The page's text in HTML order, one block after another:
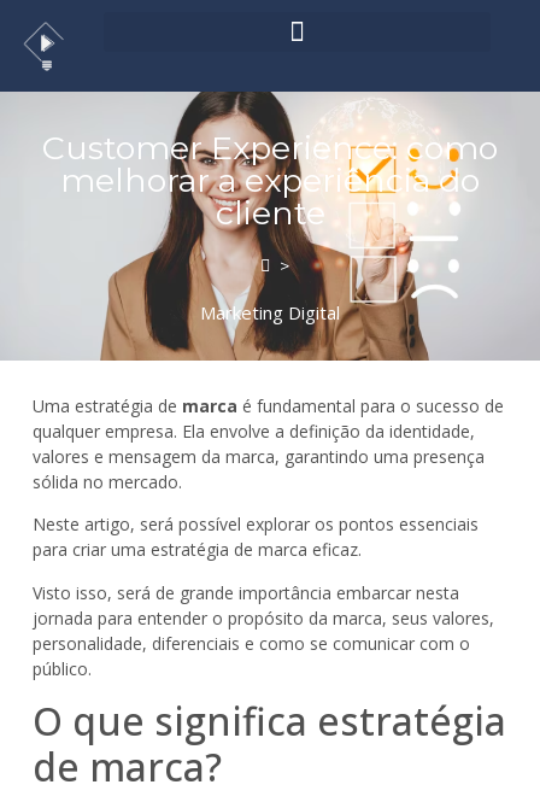
Customer Experience: como
melhorar a experiência do
cliente
>
Marketing Digital
Uma estratégia de marca é fundamental para o sucesso de
qualquer empresa. Ela envolve a definição da identidade,
valores e mensagem da marca, garantindo uma presença
sólida no mercado.
Neste artigo, será possível explorar os pontos essenciais
para criar uma estratégia de marca eficaz.
Visto isso, será de grande importância embarcar nesta
jornada para entender o propósito da marca, seus valores,
personalidade, diferenciais e como se comunicar com o
público.
O que significa estratégia
de marca?